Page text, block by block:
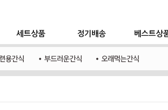
세트상품 정기배송 베스트상